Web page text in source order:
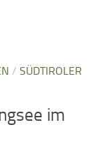
/ SÜDTIROLER
im